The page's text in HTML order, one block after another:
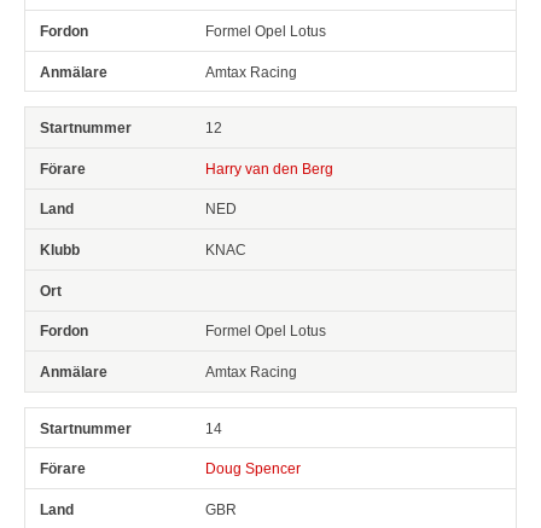
Formel Opel Lotus
Amtax Racing
12
Harry van den Berg
NED
KNAC
Formel Opel Lotus
Amtax Racing
14
Doug Spencer
GBR